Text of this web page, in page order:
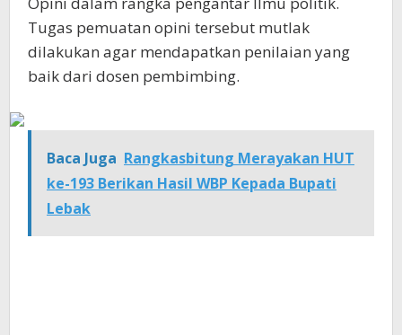
Tugas pemuatan opini tersebut mutlak
dilakukan agar mendapatkan penilaian yang
baik dari dosen pembimbing.
Baca Juga Rangkasbitung Merayakan HUT
ke-193 Berikan Hasil WBP Kepada Bupati
Lebak